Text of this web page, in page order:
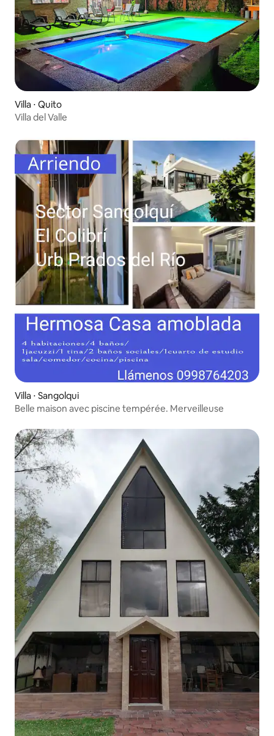
Villa ⋅ Quito
Villa del Valle
Villa ⋅ Sangolqui
Belle maison avec piscine tempérée. Merveilleuse